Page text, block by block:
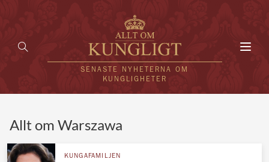
SENASTE NYHETERNA OM
KUNGLIGHETER
Allt om Warszawa
KUNGAFAMILJEN